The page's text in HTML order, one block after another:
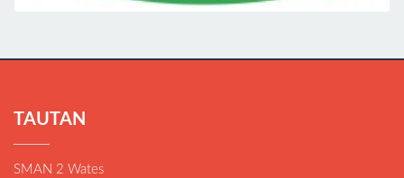
TAUTAN
SMAN 2 Wates